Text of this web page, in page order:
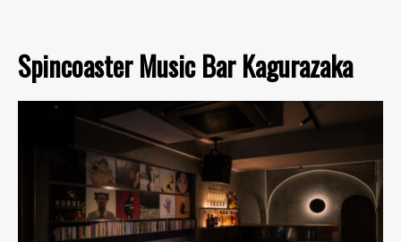
Spincoaster Music Bar Kagurazaka